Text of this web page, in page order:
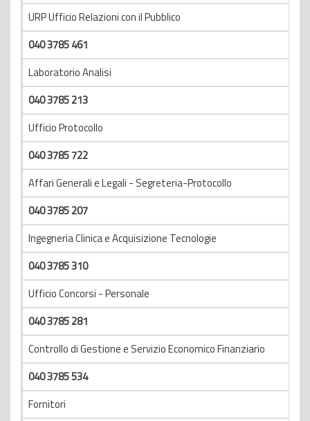
URP Ufficio Relazioni con il Pubblico
040 3785 461
Laboratorio Analisi
040 3785 213
Ufficio Protocollo
040 3785 722
Affari Generali e Legali - Segreteria-Protocollo
040 3785 207
Ingegneria Clinica e Acquisizione Tecnologie
040 3785 310
Ufficio Concorsi - Personale
040 3785 281
Controllo di Gestione e Servizio Economico Finanziario
040 3785 534
Fornitori